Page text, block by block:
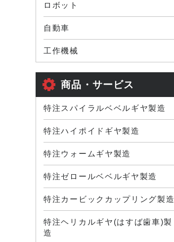
ロボット
自動車
工作機械
商品・サービス
特注スパイラルベベルギヤ製造
特注ハイポイドギヤ製造
特注ウォームギヤ製造
特注ゼロールベベルギヤ製造
特注カービックカップリング製造
特注ヘリカルギヤ(はすば歯車)製
造